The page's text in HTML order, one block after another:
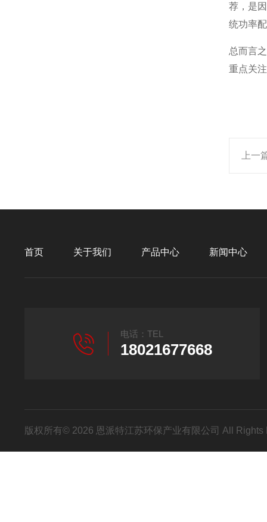
荐，是
统功率
总而言
重点关
上一
首页 关于我们 产品中心 新闻中心
电话：TEL
18021677668
版权所有© 2026 恩派特江苏环保产业有限公司 All